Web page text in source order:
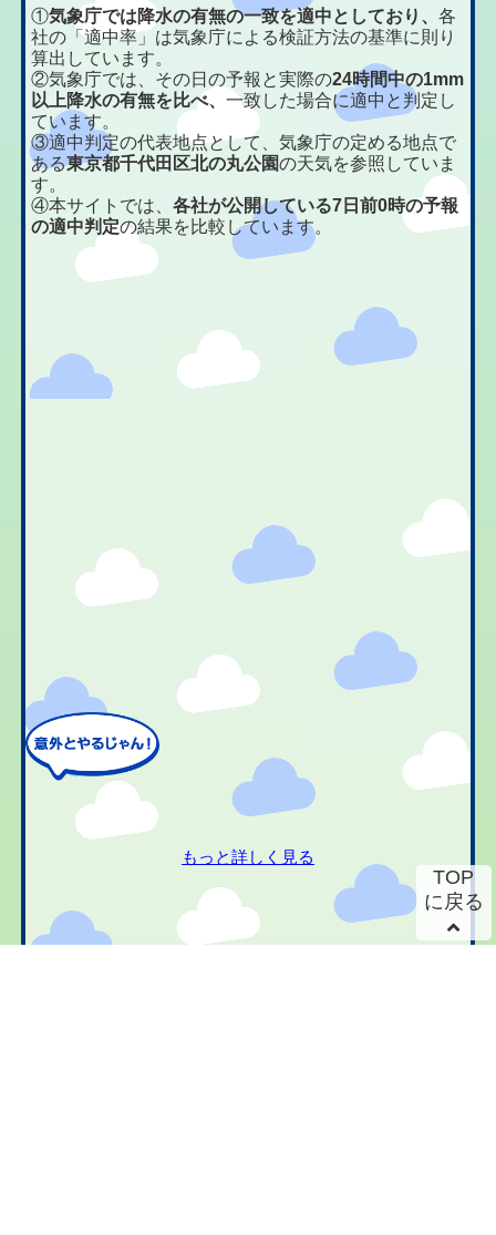
①気象庁では降水の有無の一致を適中としており、各
社の「適中率」は気象庁による検証方法の基準に則り
算出しています。
②気象庁では、その日の予報と実際の24時間中の1mm
以上降水の有無を比べ、一致した場合に適中と判定し
ています。
③適中判定の代表地点として、気象庁の定める地点で
ある東京都千代田区北の丸公園の天気を参照していま
す。
④本サイトでは、各社が公開している7日前0時の予報
の適中判定の結果を比較しています。
もっと詳しく見る
TOP
に戻る